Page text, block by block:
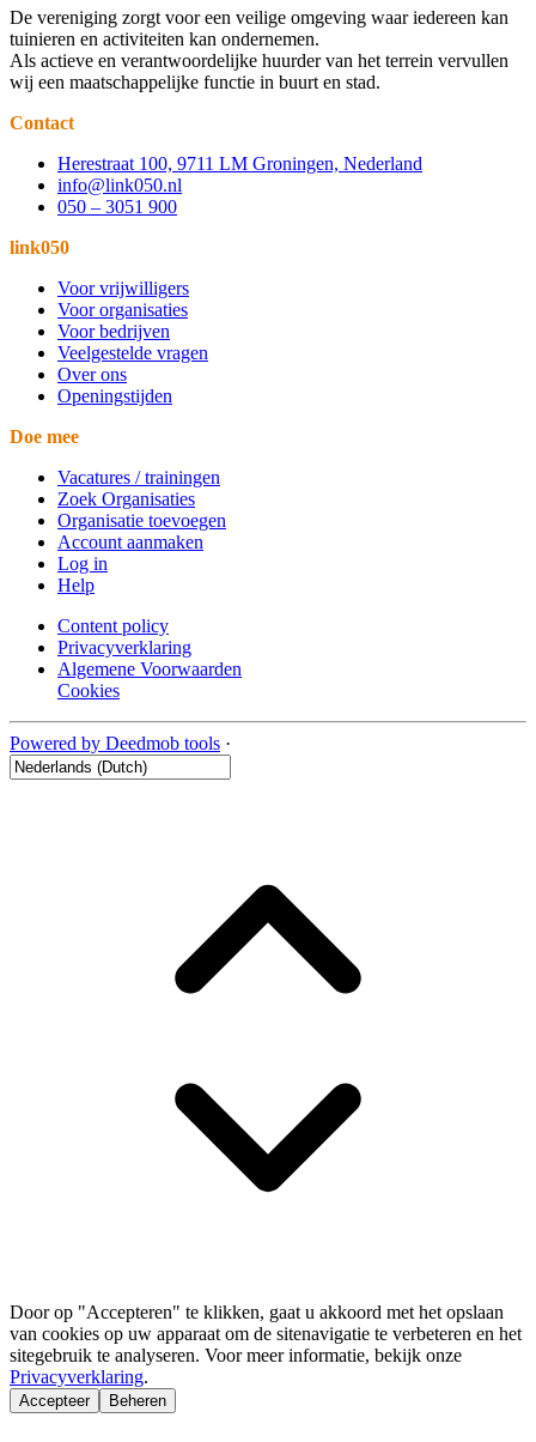
De vereniging zorgt voor een veilige omgeving waar iedereen kan
tuinieren en activiteiten kan ondernemen.
Als actieve en verantwoordelijke huurder van het terrein vervullen
wij een maatschappelijke functie in buurt en stad.
Contact
Herestraat 100, 9711 LM Groningen, Nederland
info@link050.nl
050 – 3051 900
link050
Voor vrijwilligers
Voor organisaties
Voor bedrijven
Veelgestelde vragen
Over ons
Openingstijden
Doe mee
Vacatures / trainingen
Zoek Organisaties
Organisatie toevoegen
Account aanmaken
Log in
Help
Content policy
Privacyverklaring
Algemene Voorwaarden
Cookies
Powered by Deedmob tools ·
Door op "Accepteren" te klikken, gaat u akkoord met het opslaan
van cookies op uw apparaat om de sitenavigatie te verbeteren en het
sitegebruik te analyseren. Voor meer informatie, bekijk onze
Privacyverklaring.
Accepteer Beheren